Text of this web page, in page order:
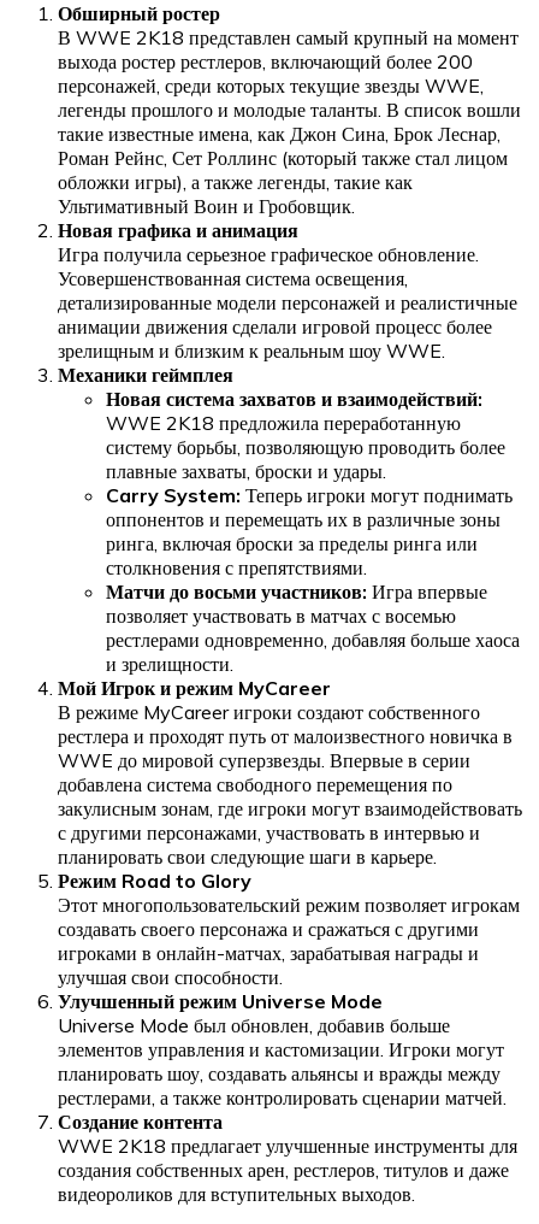
Обширный ростер
В WWE 2K18 представлен самый крупный на момент
выхода ростер рестлеров, включающий более 200
персонажей, среди которых текущие звезды WWE,
легенды прошлого и молодые таланты. В список вошли
такие известные имена, как Джон Сина, Брок Леснар,
Роман Рейнс, Сет Роллинс (который также стал лицом
обложки игры), а также легенды, такие как
Ультимативный Воин и Гробовщик.
Новая графика и анимация
Игра получила серьезное графическое обновление.
Усовершенствованная система освещения,
детализированные модели персонажей и реалистичные
анимации движения сделали игровой процесс более
зрелищным и близким к реальным шоу WWE.
Механики геймплея
Новая система захватов и взаимодействий:
WWE 2K18 предложила переработанную
систему борьбы, позволяющую проводить более
плавные захваты, броски и удары.
Carry System: Теперь игроки могут поднимать
оппонентов и перемещать их в различные зоны
ринга, включая броски за пределы ринга или
столкновения с препятствиями.
Матчи до восьми участников: Игра впервые
позволяет участвовать в матчах с восемью
рестлерами одновременно, добавляя больше хаоса
и зрелищности.
Мой Игрок и режим MyCareer
В режиме MyCareer игроки создают собственного
рестлера и проходят путь от малоизвестного новичка в
WWE до мировой суперзвезды. Впервые в серии
добавлена система свободного перемещения по
закулисным зонам, где игроки могут взаимодействовать
с другими персонажами, участвовать в интервью и
планировать свои следующие шаги в карьере.
Режим Road to Glory
Этот многопользовательский режим позволяет игрокам
создавать своего персонажа и сражаться с другими
игроками в онлайн-матчах, зарабатывая награды и
улучшая свои способности.
Улучшенный режим Universe Mode
Universe Mode был обновлен, добавив больше
элементов управления и кастомизации. Игроки могут
планировать шоу, создавать альянсы и вражды между
рестлерами, а также контролировать сценарии матчей.
Создание контента
WWE 2K18 предлагает улучшенные инструменты для
создания собственных арен, рестлеров, титулов и даже
видеороликов для вступительных выходов.